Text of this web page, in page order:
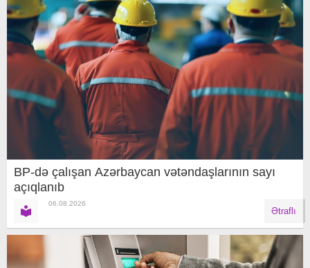
BP-də çalışan Azərbaycan vətəndaşlarının sayı
açıqlanıb
06.08.2026
Ətraflı